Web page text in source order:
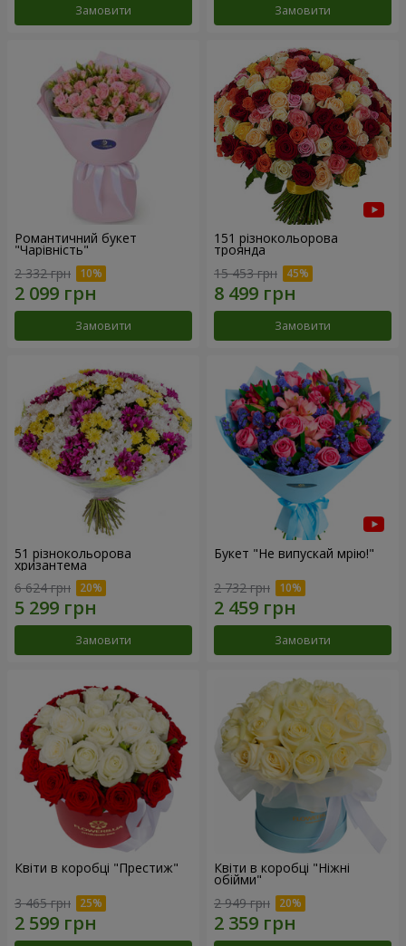
Замовити Замовити
Романтичний букет
"Чарівність"
2 332 грн
Замовити
151 різнокольорова
троянда
15 453 грн
Замовити
51 різнокольорова
хризантема
6 624 грн
Замовити
Букет "Не випускай мрію!"
2 732 грн
Замовити
Квіти в коробці "Престиж"
3 465 грн
Квіти в коробці "Ніжні
обійми"
2 949 грн